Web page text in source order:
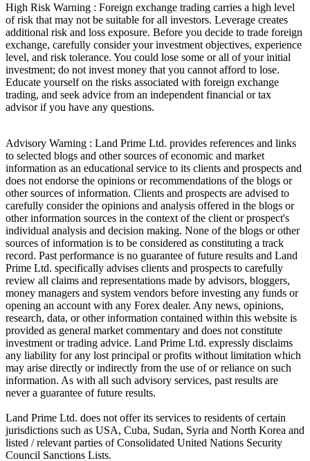
High Risk Warning : Foreign exchange trading carries a high level
of risk that may not be suitable for all investors. Leverage creates
additional risk and loss exposure. Before you decide to trade foreign
exchange, carefully consider your investment objectives, experience
level, and risk tolerance. You could lose some or all of your initial
investment; do not invest money that you cannot afford to lose.
Educate yourself on the risks associated with foreign exchange
trading, and seek advice from an independent financial or tax
advisor if you have any questions.
Advisory Warning : Land Prime Ltd. provides references and links
to selected blogs and other sources of economic and market
information as an educational service to its clients and prospects and
does not endorse the opinions or recommendations of the blogs or
other sources of information. Clients and prospects are advised to
carefully consider the opinions and analysis offered in the blogs or
other information sources in the context of the client or prospect's
individual analysis and decision making. None of the blogs or other
sources of information is to be considered as constituting a track
record. Past performance is no guarantee of future results and Land
Prime Ltd. specifically advises clients and prospects to carefully
review all claims and representations made by advisors, bloggers,
money managers and system vendors before investing any funds or
opening an account with any Forex dealer. Any news, opinions,
research, data, or other information contained within this website is
provided as general market commentary and does not constitute
investment or trading advice. Land Prime Ltd. expressly disclaims
any liability for any lost principal or profits without limitation which
may arise directly or indirectly from the use of or reliance on such
information. As with all such advisory services, past results are
never a guarantee of future results.
Land Prime Ltd. does not offer its services to residents of certain
jurisdictions such as USA, Cuba, Sudan, Syria and North Korea and
listed / relevant parties of Consolidated United Nations Security
Council Sanctions Lists.